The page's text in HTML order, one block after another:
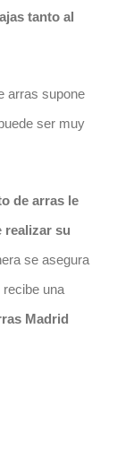
tanto al
arras supone
ser muy
de arras le
realizar su
se asegura
una
Madrid